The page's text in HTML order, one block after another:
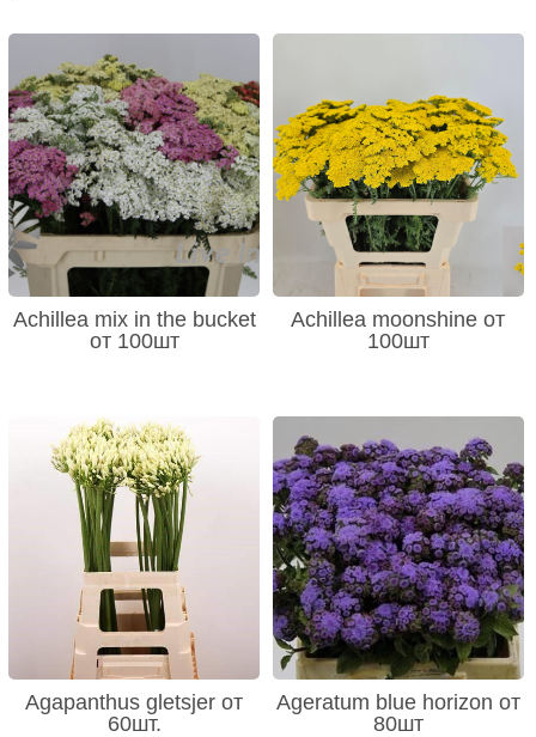
Achillea mix in the bucket
от 100шт
Achillea moonshine от
100шт
Agapanthus gletsjer от
60шт.
Ageratum blue horizon от
80шт